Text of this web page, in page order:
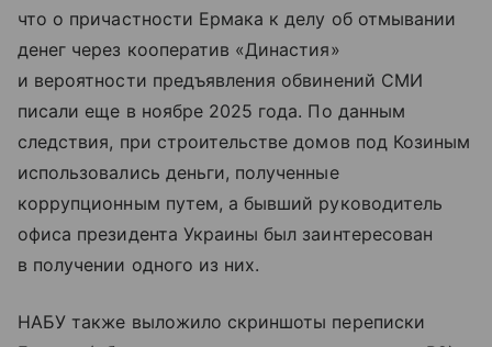
что о причастности Ермака к делу об отмывании
денег через кооператив «Династия»
и вероятности предъявления обвинений СМИ
писали еще в ноябре 2025 года. По данным
следствия, при строительстве домов под Козиным
использовались деньги, полученные
коррупционным путем, а бывший руководитель
офиса президента Украины был заинтересован
в получении одного из них.
НАБУ также выложило скриншоты переписки